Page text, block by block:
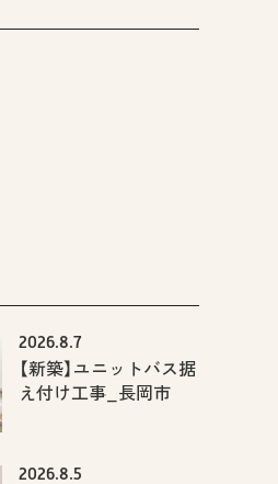
2026.8.7
【新築】ユニットバス据
え付け工事_長岡市
2026.8.5